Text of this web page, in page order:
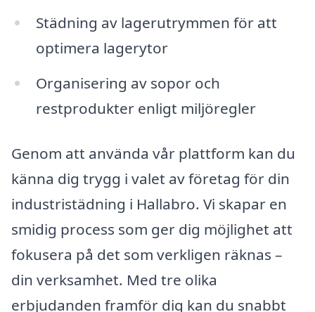
Städning av lagerutrymmen för att
optimera lagerytor
Organisering av sopor och
restprodukter enligt miljöregler
Genom att använda vår plattform kan du
känna dig trygg i valet av företag för din
industristädning i Hallabro. Vi skapar en
smidig process som ger dig möjlighet att
fokusera på det som verkligen räknas –
din verksamhet. Med tre olika
erbjudanden framför dig kan du snabbt